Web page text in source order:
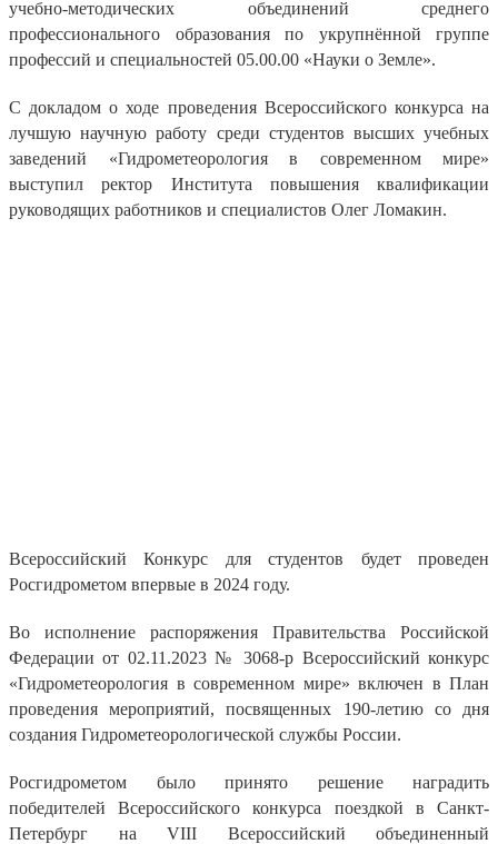
учебно-методических объединений среднего
профессионального образования по укрупнённой группе
профессий и специальностей 05.00.00 «Науки о Земле».
С докладом о ходе проведения Всероссийского конкурса на
лучшую научную работу среди студентов высших учебных
заведений «Гидрометеорология в современном мире»
выступил ректор Института повышения квалификации
руководящих работников и специалистов Олег Ломакин.
Всероссийский Конкурс для студентов будет проведен
Росгидрометом впервые в 2024 году.
Во исполнение распоряжения Правительства Российской
Федерации от 02.11.2023 № 3068-р Всероссийский конкурс
«Гидрометеорология в современном мире» включен в План
проведения мероприятий, посвященных 190-летию со дня
создания Гидрометеорологической службы России.
Росгидрометом было принято решение наградить
победителей Всероссийского конкурса поездкой в Санкт-
Петербург на VIII Всероссийский объединенный